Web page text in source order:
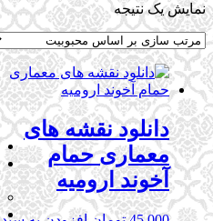
نمایش یک نتیجه
دانلود نقشه های
معماری حمام
آخوند ارومیه